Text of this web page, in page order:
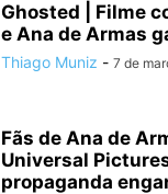
Ghosted | Filme
e Ana de Armas
Thiago Muniz - 7 de
Fãs de Ana de
Universal
propaganda